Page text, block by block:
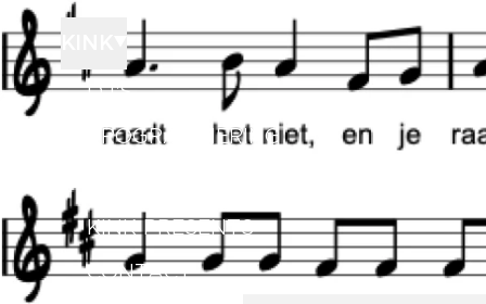
DJ'S
PROGRAMMERING
KINK PRESENTS
CONTACT